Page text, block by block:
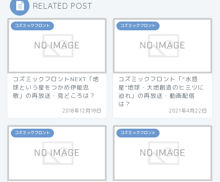
RELATED POST
コズミックフロント
コズミックフロントNEXT「地
球という星をつかめ伊能忠
敬」の再放送・見どころは？
2018年12月18日
コズミックフロント
コズミックフロント「“水惑
星”地球・大地創造のヒミツに
迫れ」の再放送・動画配信
は？
2021年4月22日
コズミックフロント コズミックフロント